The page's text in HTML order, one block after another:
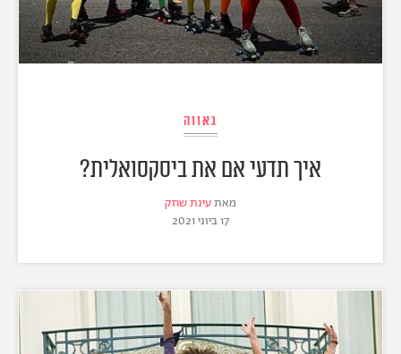
גאווה
איך תדעי אם את ביסקסואלית?
מאתעינת שחק
17 ביוני 2021